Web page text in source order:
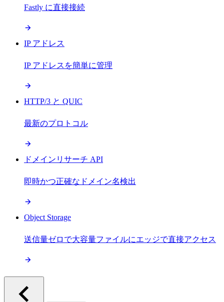
Fastly に直接接続
IP アドレス
IP アドレスを簡単に管理
HTTP/3 と QUIC
最新のプロトコル
ドメインリサーチ API
即時かつ正確なドメイン名検出
Object Storage
送信量ゼロで大容量ファイルにエッジで直接アクセス